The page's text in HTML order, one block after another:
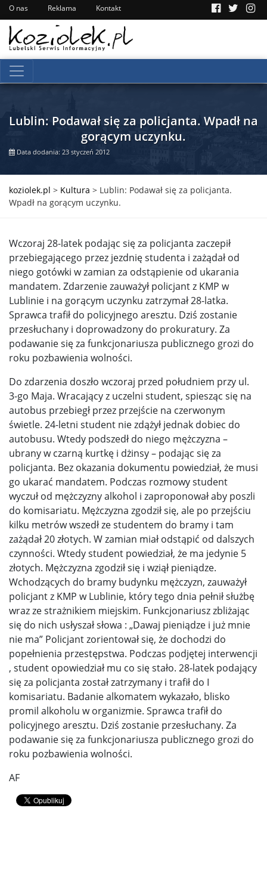
O nas Reklama Kontakt
Lublin: Podawał się za policjanta. Wpadł na
gorącym uczynku.
Data dodania: 23 styczeń 2012
koziolek.pl > Kultura > Lublin: Podawał się za policjanta.
Wpadł na gorącym uczynku.
Wczoraj 28-latek podając się za policjanta zaczepił
przebiegającego przez jezdnię studenta i zażądał od
niego gotówki w zamian za odstąpienie od ukarania
mandatem. Zdarzenie zauważył policjant z KMP w
Lublinie i na gorącym uczynku zatrzymał 28-latka.
Sprawca trafił do policyjnego aresztu. Dziś zostanie
przesłuchany i doprowadzony do prokuratury. Za
podawanie się za funkcjonariusza publicznego grozi do
roku pozbawienia wolności.
Do zdarzenia doszło wczoraj przed południem przy ul.
3-go Maja. Wracający z uczelni student, spiesząc się na
autobus przebiegł przez przejście na czerwonym
świetle. 24-letni student nie zdążył jednak dobiec do
autobusu. Wtedy podszedł do niego mężczyzna –
ubrany w czarną kurtkę i dżinsy – podając się za
policjanta. Bez okazania dokumentu powiedział, że musi
go ukarać mandatem. Podczas rozmowy student
wyczuł od mężczyzny alkohol i zaproponował aby poszli
do komisariatu. Mężczyzna zgodził się, ale po przejściu
kilku metrów wszedł ze studentem do bramy i tam
zażądał 20 złotych. W zamian miał odstąpić od dalszych
czynności. Wtedy student powiedział, że ma jedynie 5
złotych. Mężczyzna zgodził się i wziął pieniądze.
Wchodzących do bramy budynku mężczyzn, zauważył
policjant z KMP w Lublinie, który tego dnia pełnił służbę
wraz ze strażnikiem miejskim. Funkcjonariusz zbliżając
się do nich usłyszał słowa : „Dawaj pieniądze i już mnie
nie ma” Policjant zorientował się, że dochodzi do
popełnienia przestępstwa. Podczas podjętej interwencji
, student opowiedział mu co się stało. 28-latek podający
się za policjanta został zatrzymany i trafił do I
komisariatu. Badanie alkomatem wykazało, blisko
promil alkoholu w organizmie. Sprawca trafił do
policyjnego aresztu. Dziś zostanie przesłuchany. Za
podawanie się za funkcjonariusza publicznego grozi do
roku pozbawienia wolności.
AF